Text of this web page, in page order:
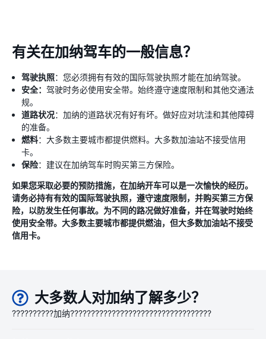
有关在加纳驾车的一般信息？
驾驶执照：您必须拥有有效的国际驾驶执照才能在加纳驾驶。
安全： 驾驶时务必使用安全带。始终遵守速度限制和其他交通法
规。
道路状况：加纳的道路状况有好有坏。做好应对坑洼和其他障碍
的准备。
燃料：大多数主要城市都提供燃料。大多数加油站不接受信用
卡。
保险：建议在加纳驾车时购买第三方保险。
如果您采取必要的预防措施，在加纳开车可以是一次愉快的经历。
请务必持有有效的国际驾驶执照，遵守速度限制，并购买第三方保
险，以防发生任何事故。为不同的路况做好准备，并在驾驶时始终
使用安全带。大多数主要城市都提供燃油，但大多数加油站不接受
信用卡。
大多数人对加纳了解多少？
??????????加纳??????????????????????????????????